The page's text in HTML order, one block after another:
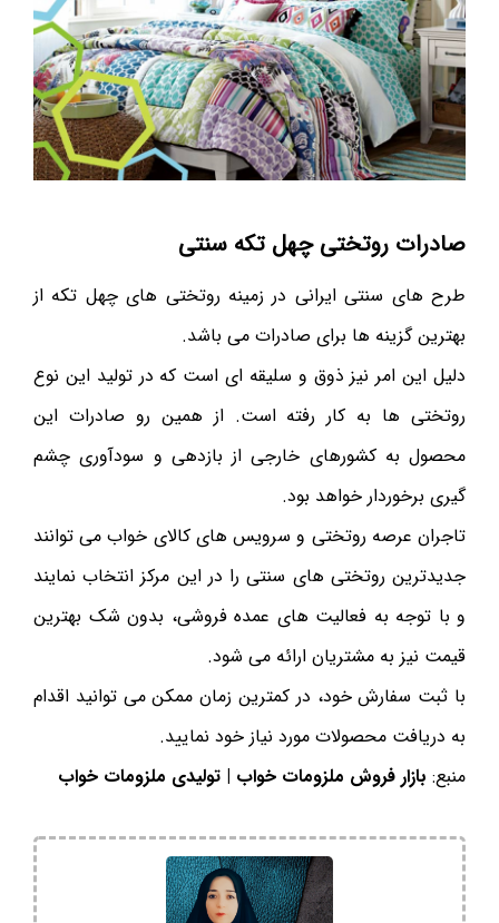
صادرات روتختی چهل تکه سنتی
طرح های سنتی ایرانی در زمینه روتختی های چهل تکه از
بهترین گزینه ها برای صادرات می باشد.
دلیل این امر نیز ذوق و سلیقه ای است که در تولید این نوع
روتختی ها به کار رفته است. از همین رو صادرات این
محصول به کشورهای خارجی از بازدهی و سودآوری چشم
گیری برخوردار خواهد بود.
تاجران عرصه روتختی و سرویس های کالای خواب می توانند
جدیدترین روتختی های سنتی را در این مرکز انتخاب نمایند
و با توجه به فعالیت های عمده فروشی، بدون شک بهترین
قیمت نیز به مشتریان ارائه می شود.
با ثبت سفارش خود، در کمترین زمان ممکن می توانید اقدام
به دریافت محصولات مورد نیاز خود نمایید.
منبع: بازار فروش ملزومات خواب | تولیدی ملزومات خواب